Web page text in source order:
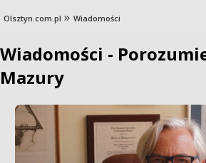
Olsztyn.com.pl Wiadomości
Wiadomości -
Mazury